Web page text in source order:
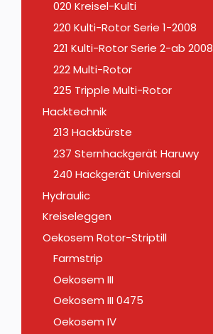
020 Kreisel-Kulti
220 Kulti-Rotor Serie 1-2008
221 Kulti-Rotor Serie 2-ab 2008
222 Multi-Rotor
225 Tripple Multi-Rotor
Hacktechnik
213 Hackbürste
237 Sternhackgerät Haruwy
240 Hackgerät Universal
Hydraulic
Kreiseleggen
Oekosem Rotor-Striptill
Farmstrip
Oekosem III
Oekosem III 0475
Oekosem IV